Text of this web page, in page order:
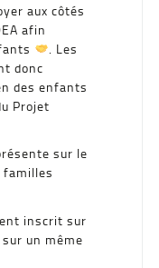
aux côtés
afin
. Les
donc
des enfants
Projet
sur le
familles
inscrit sur
un même